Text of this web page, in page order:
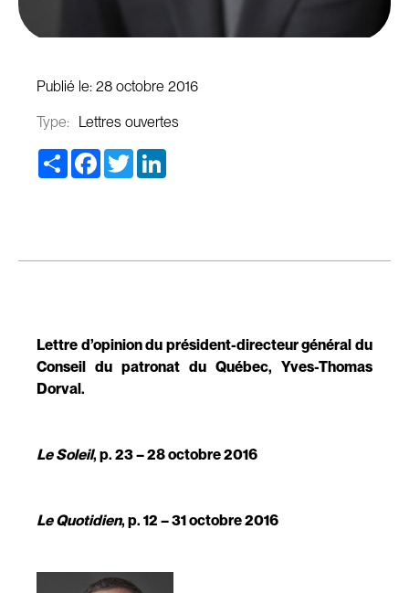
Publié le: 28 octobre 2016
Type:
Lettres ouvertes
Share Facebook
Twitter
Lettre d’opinion du président-directeur général du
Conseil du patronat du Québec, Yves-Thomas
Dorval.
Le Soleil, p. 23 – 28 octobre 2016
Le Quotidien, p. 12 – 31 octobre 2016